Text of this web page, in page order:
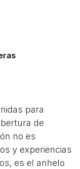
para
de
no es
y experiencias
es el anhelo